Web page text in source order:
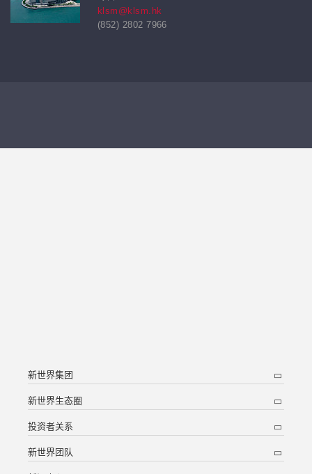
klsm@klsm.hk
(852) 2802 7966
新世界集团
新世界生态圈
投资者关系
新世界团队